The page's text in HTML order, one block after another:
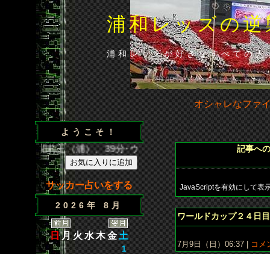
浦和レッズの
浦和レッズが好きなすべての
オシャレなファ
ようこそ！
･闘莉王（浦）、39分･ウェズレイ（広）、86分･山田
サッカー占いをする
2026年 8月
日月火水木金土
1
記事へ
JavaScriptを有効にして表
ワールドカップ２４日
7月9日（日）06:37 | コメ